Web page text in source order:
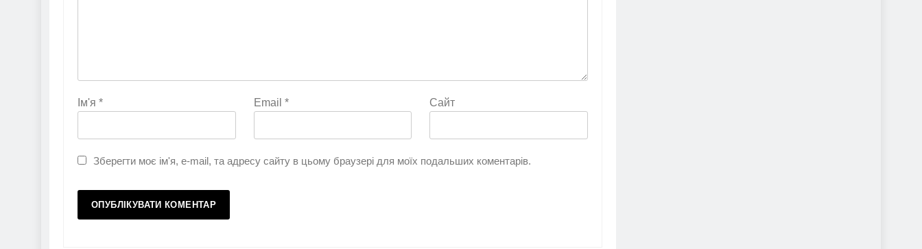
Ім'я * Email * Сайт
Зберегти моє ім'я, e-mail, та адресу сайту в цьому браузері для моїх подальших коментарів.